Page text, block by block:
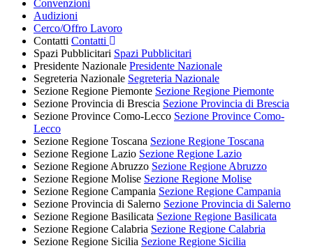
Convenzioni
Audizioni
Cerco/Offro Lavoro
Contatti Contatti
Spazi Pubblicitari Spazi Pubblicitari
Presidente Nazionale Presidente Nazionale
Segreteria Nazionale Segreteria Nazionale
Sezione Regione Piemonte Sezione Regione Piemonte
Sezione Provincia di Brescia Sezione Provincia di Brescia
Sezione Province Como-Lecco Sezione Province Como-
Lecco
Sezione Regione Toscana Sezione Regione Toscana
Sezione Regione Lazio Sezione Regione Lazio
Sezione Regione Abruzzo Sezione Regione Abruzzo
Sezione Regione Molise Sezione Regione Molise
Sezione Regione Campania Sezione Regione Campania
Sezione Provincia di Salerno Sezione Provincia di Salerno
Sezione Regione Basilicata Sezione Regione Basilicata
Sezione Regione Calabria Sezione Regione Calabria
Sezione Regione Sicilia Sezione Regione Sicilia